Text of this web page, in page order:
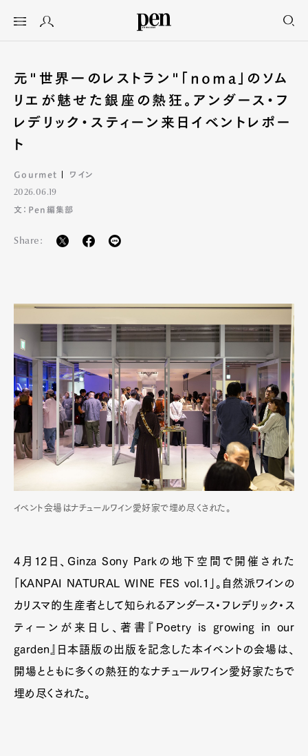
元"世界一のレストラン"「noma」のソム
リエが魅せた銀座の熱狂。アンダース・フ
レデリック・スティーン来日イベントレポー
ト
Gourmet ワイン
2026.06.19
文：Pen編集部
Share:
イベント会場はナチュールワイン愛好家で埋め尽くされた。
4月12日、Ginza Sony Parkの地下空間で開催された
「KANPAI NATURAL WINE FES vol.1」。自然派ワインの
カリスマ的生産者として知られるアンダース・フレデリック・ス
ティーンが来日し、著書『Poetry is growing in our
garden』日本語版の出版を記念した本イベントの会場は、
開場とともに多くの熱狂的なナチュールワイン愛好家たちで
埋め尽くされた。